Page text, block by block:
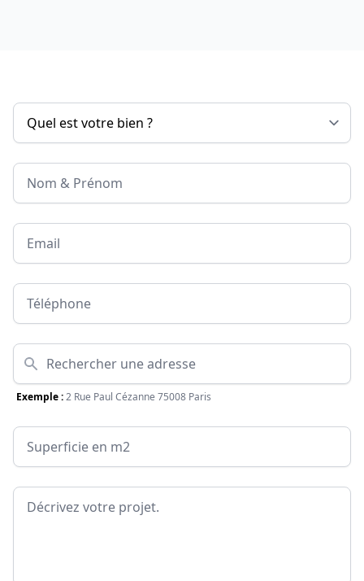
Nom & Prénom
Email
Téléphone
Adresse
Exemple :2 Rue Paul Cézanne 75008 Paris
Surface
Message